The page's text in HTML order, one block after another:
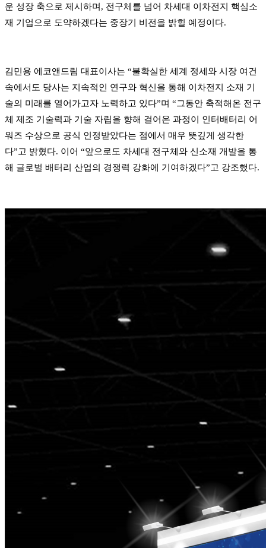
운 성장 축으로 제시하며, 전구체를 넘어 차세대 이차전지 핵심소
재 기업으로 도약하겠다는 중장기 비전을 밝힐 예정이다.
김민용 에코앤드림 대표이사는 “불확실한 세계 정세와 시장 여건
속에서도 당사는 지속적인 연구와 혁신을 통해 이차전지 소재 기
술의 미래를 열어가고자 노력하고 있다”며 “그동안 축적해온 전구
체 제조 기술력과 기술 자립을 향해 걸어온 과정이 인터배터리 어
워즈 수상으로 공식 인정받았다는 점에서 매우 뜻깊게 생각한
다”고 밝혔다. 이어 “앞으로도 차세대 전구체와 신소재 개발을 통
해 글로벌 배터리 산업의 경쟁력 강화에 기여하겠다”고 강조했다.